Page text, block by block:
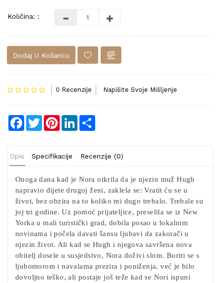
Količina: :
Dodaj U Košaricu
0 Recenzije Napišite Svoje Mišljenje
Facebook
TwitterPinterestLinkedIn
Opis Specifikacije Recenzije (0)
Onoga dana kad je Nora otkrila da je njezin muž Hugh
napravio dijete drugoj ženi, zaklela se: Vratit ću se u
život, bez obzira na to koliko mi dugo trebalo. Trebale su
joj tri godine. Uz pomoć prijateljice, preselila se iz New
Yorka u mali turistički grad, dobila posao u lokalnim
novinama i počela davati šansu ljubavi da zakorači u
njezin život. Ali kad se Hugh i njegova savršena nova
obitelj dosele u susjedstvo, Nora doživi slom. Boriti se s
ljubomorom i navalama prezira i poniženja, već je bilo
dovoljno teško, ali postaje još teže kad se Nori ispuni